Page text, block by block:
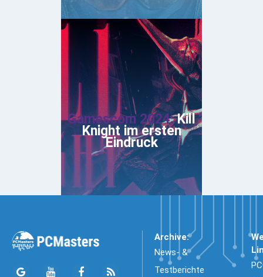
Gamescom 2024:Kill
Knight im ersten
Eindruck
Archive:
News- &
Testberichte